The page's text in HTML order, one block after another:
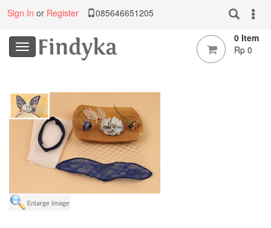
Sign In or Register 085646651205
0 Item
Rp 0